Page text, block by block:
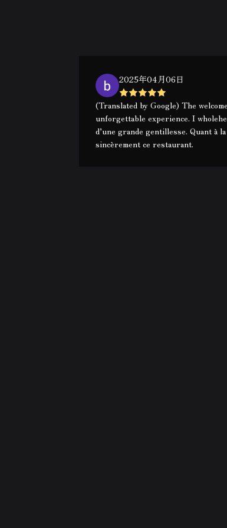
2025年04月06日
(Translated by Google) The
unforgettable experience. I
d’une grande gentillesse. Quant à
sincèrement ce restaurant.